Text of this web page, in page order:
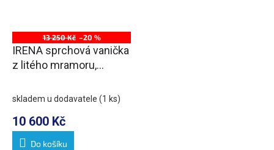
13 250 Kč –20 %
IRENA sprchová vanička
z litého mramoru,
skladem u dodavatele (1 ks)
10 600 Kč
Do košíku